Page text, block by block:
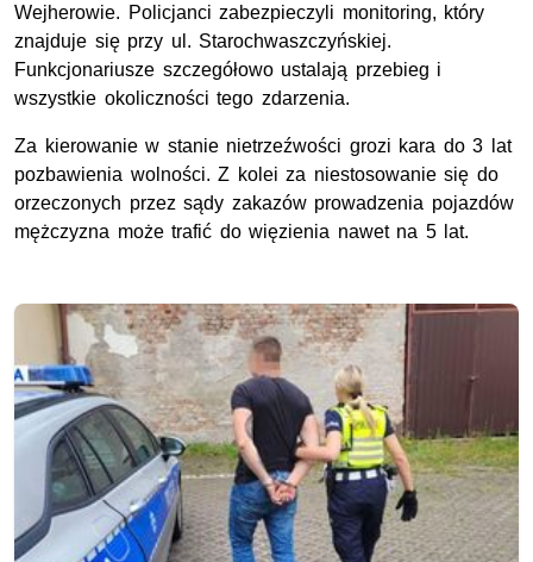
Wejherowie. Policjanci zabezpieczyli monitoring, który
znajduje się przy ul. Starochwaszczyńskiej.
Funkcjonariusze szczegółowo ustalają przebieg i
wszystkie okoliczności tego zdarzenia.
Za kierowanie w stanie nietrzeźwości grozi kara do 3 lat
pozbawienia wolności. Z kolei za niestosowanie się do
orzeczonych przez sądy zakazów prowadzenia pojazdów
mężczyzna może trafić do więzienia nawet na 5 lat.